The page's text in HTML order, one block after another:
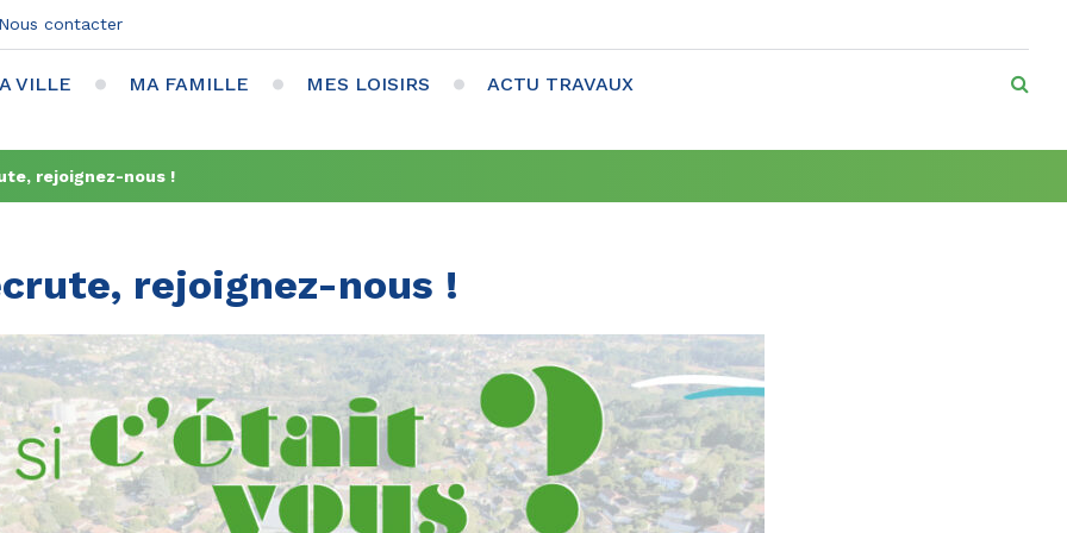
Nous contacter
VILLE MA FAMILLE MES LOISIRS ACTU TRAVAUX
rejoignez-nous !
rejoignez-nous !